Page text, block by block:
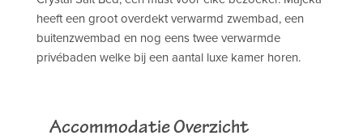
heeft een groot overdekt verwarmd zwembad, een
buitenzwembad en nog eens twee verwarmde
privébaden welke bij een aantal luxe kamer horen.
Accommodatie Overzicht